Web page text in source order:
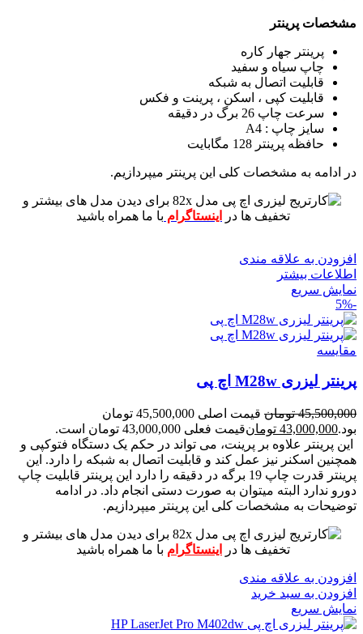
مشخصات پرینتر
پرینتر جهار کاره
چاپ سیاه و سفید
قابلیت اتصال به شبکه
قابلیت کپی ، اسکن ، پرینت و فکس
سرعت چاپ 26 برگ در دقیقه
سایز چاپ : A4
حافظه پرینتر 128 مگابایت
در ادامه به مشخصات کلی این پرینتر میپردازیم.
برای دیدن مدل های بیشتر و
تخفیف ها در
اینستاگرام با ما همراه باشید
افزودن به علاقه مندی
اطلاعات بیشتر
نمایش سریع
-5%
مقايسه
پرینتر لیزری M28w اچ پی
45,500,000 تومان
قیمت اصلی 45,500,000 تومان
بود.43,000,000 تومانقیمت فعلی 43,000,000 تومان است.
این پرینتر علاوه بر پرینت، می تواند در حکم یک دستگاه فتوکپی و
همچنین اسکنر نیز عمل کند و قابلیت اتصال به شبکه را دارد. این
پرینتر قدرت چاپ 19 برگه در دقیقه را دارد
این پرینتر قابلیت چاپ
دورو ندارد البته میتوان به صورت دستی انجام داد. در ادامه
توضیحات به مشخصات کلی این پرینتر میپردازیم.
برای دیدن مدل های بیشتر و
تخفیف ها در
اینستاگرام با ما همراه باشید
افزودن به علاقه مندی
افزودن به سبد خرید
نمایش سریع